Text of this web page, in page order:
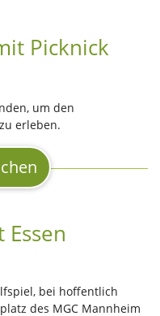
Picknick
um den
erleben.
bei hoffentlich
des MGC Mannheim